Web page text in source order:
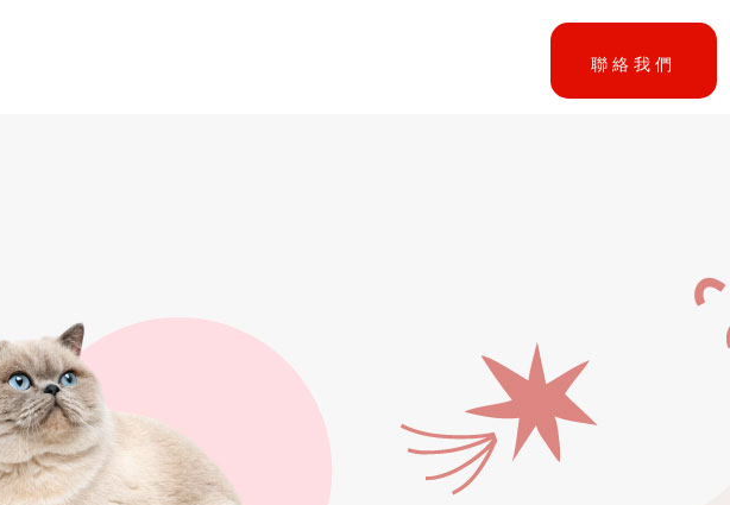
聯絡我們
小貓找家